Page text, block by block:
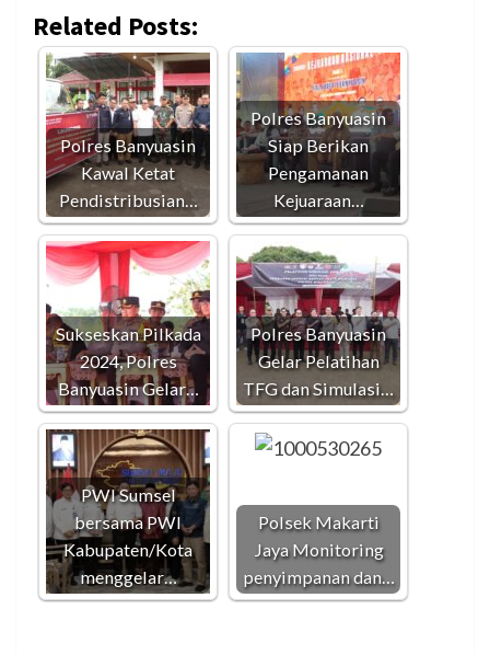
Related Posts:
Polres Banyuasin
Kawal Ketat
Pendistribusian…
Polres Banyuasin
Siap Berikan
Pengamanan
Kejuaraan…
Sukseskan Pilkada
2024, Polres
Banyuasin Gelar…
Polres Banyuasin
Gelar Pelatihan
TFG dan Simulasi…
PWI Sumsel
bersama PWI
Kabupaten/Kota
menggelar…
Polsek Makarti
Jaya Monitoring
penyimpanan dan…